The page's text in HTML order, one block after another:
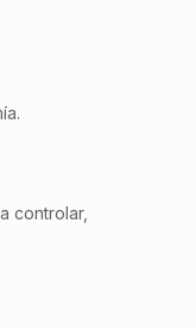
controlar,